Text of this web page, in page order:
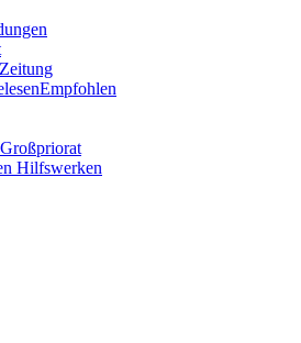
Hilfswerken